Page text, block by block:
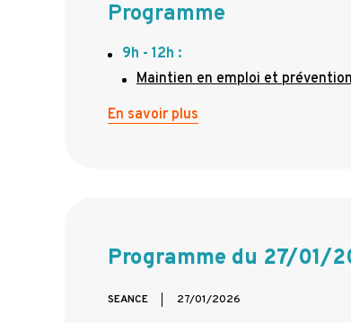
Programme
9h - 12h :
Maintien en emploi et
En savoir plus
Programme du 27/01/
SEANCE 27/01/2026